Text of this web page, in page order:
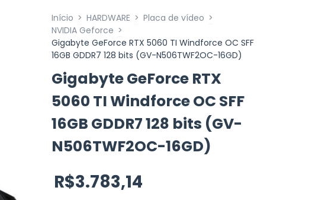
Início > HARDWARE > Placa de vídeo >
NVIDIA Geforce >
Gigabyte GeForce RTX 5060 TI Windforce OC SFF
16GB GDDR7 128 bits (GV-N506TWF2OC-16GD)
Gigabyte GeForce RTX
5060 TI Windforce OC SFF
16GB GDDR7 128 bits (GV-
N506TWF2OC-16GD)
R$3.783,14